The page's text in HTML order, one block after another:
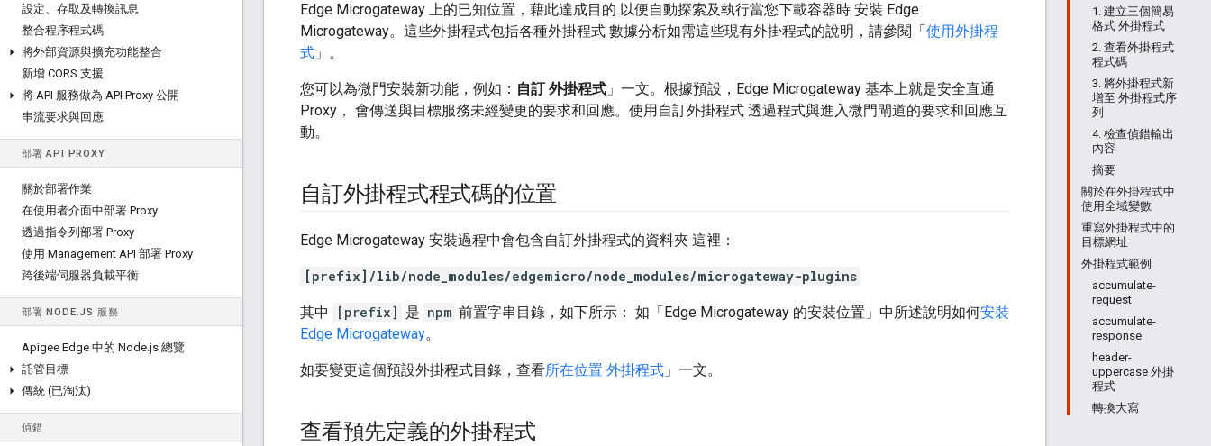
設定、存取及轉換訊息
整合程序程式碼
將外部資源與擴充功能整合
新增 CORS 支援
將 API 服務做為 API Proxy 公開
串流要求與回應
部署 API PROXY
關於部署作業
在使用者介面中部署 Proxy
透過指令列部署 Proxy
使用 Management API 部署 Proxy
跨後端伺服器負載平衡
部署 NODE.JS 服務
Apigee Edge 中的 Node.js 總覽
託管目標
傳統 (已淘汰)
偵錯
1. 建立三個簡易
格式 外掛程式
2. 查看外掛程式
程式碼
3. 將外掛程式新
增至 外掛程式序
列
4. 檢查偵錯輸出
內容
摘要
關於在外掛程式中
使用全域變數
重寫外掛程式中的
目標網址
外掛程式範例
accumulate-
request
accumulate-
response
header-
uppercase 外掛
程式
轉換大寫
Edge Microgateway 上的已知位置，藉此達成目的 以便自動探索及執行當您下載容器時 安裝 Edge
Microgateway。這些外掛程式包括各種外掛程式 數據分析如需這些現有外掛程式的說明，請參閱「使用外掛程
式 」。
您可以為微門安裝新功能，例如： 自訂 外掛程式 」一文。根據預設，Edge Microgateway 基本上就是安全直通
Proxy， 會傳送與目標服務未經變更的要求和回應。使用自訂外掛程式 透過程式與進入微門閘道的要求和回應互
動。
自訂外掛程式程式碼的位置
Edge Microgateway 安裝過程中會包含自訂外掛程式的資料夾 這裡：
[prefix]/lib/node_modules/edgemicro/node_modules/microgateway-plugins
其中 [prefix] 是 npm 前置字串目錄，如下所示： 如「Edge Microgateway 的安裝位置」中所述說明如何安裝
Edge Microgateway。
如要變更這個預設外掛程式目錄，查看所在位置 外掛程式 」一文。
查看預先定義的外掛程式